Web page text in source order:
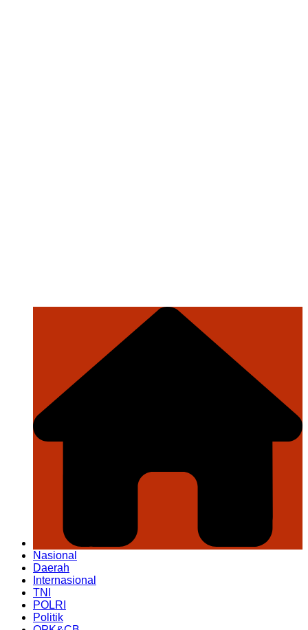
Nasional
Daerah
Internasional
TNI
POLRI
Politik